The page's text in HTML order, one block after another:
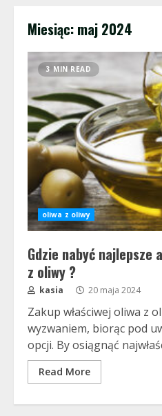
Miesiąc: maj 2024
3 MIN READ
oliwa z oliwy
Gdzie nabyć najlepsze
z oliwy ?
kasia 20 maja 2024
Zakup właściwej oliwa z
wyzwaniem, biorąc pod
opcji. By osiągnąć
Read More